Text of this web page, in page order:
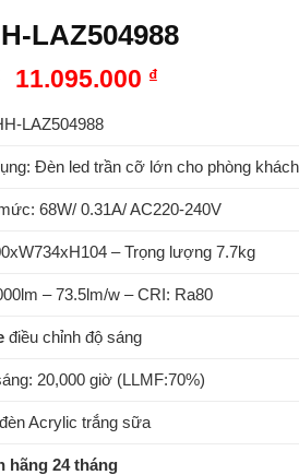
LAZ504988
11.095.000 ₫
LAZ504988
Đèn led trần cỡ lớn cho phòng khách
68W/ 0.31A/ AC220-240V
– Trọng lượng 7.7kg
– 73.5lm/w – CRI: Ra80
điều chỉnh độ sáng
20,000 giờ (LLMF:70%)
Acrylic trắng sữa
hãng 24 tháng